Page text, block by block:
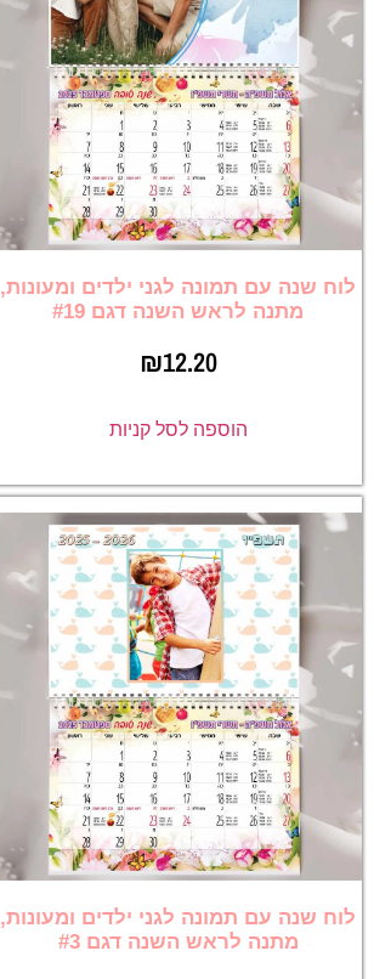
לוח שנה עם תמונה לגני ילדים ומעונות,
מתנה לראש השנה דגם #19
₪12.20
הוספה לסל קניות
לוח שנה עם תמונה לגני ילדים ומעונות,
מתנה לראש השנה דגם #3